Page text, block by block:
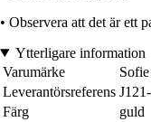
• Observera att det är ett
Ytterligare information
Varumärke
Leverantörsreferens
Färg
guld